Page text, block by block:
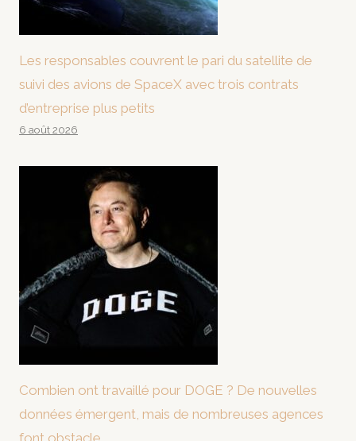
Les responsables couvrent le pari du satellite de
suivi des avions de SpaceX avec trois contrats
d’entreprise plus petits
6 août 2026
Combien ont travaillé pour DOGE ? De nouvelles
données émergent, mais de nombreuses agences